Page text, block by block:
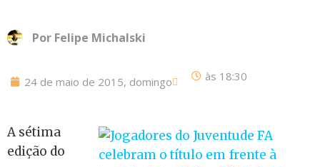
Por Felipe Michalski
24 de maio de 2015, domingo às 18:30
A sétima
edição do